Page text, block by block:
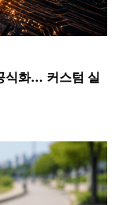
식화… 커스텀 실